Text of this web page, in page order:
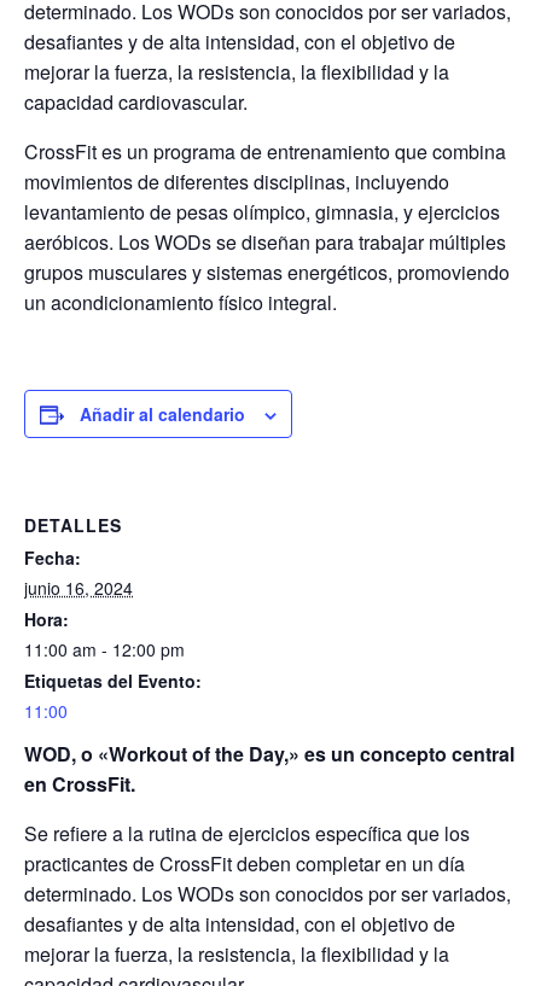
determinado. Los WODs son conocidos por ser variados,
desafiantes y de alta intensidad, con el objetivo de
mejorar la fuerza, la resistencia, la flexibilidad y la
capacidad cardiovascular.
CrossFit es un programa de entrenamiento que combina
movimientos de diferentes disciplinas, incluyendo
levantamiento de pesas olímpico, gimnasia, y ejercicios
aeróbicos. Los WODs se diseñan para trabajar múltiples
grupos musculares y sistemas energéticos, promoviendo
un acondicionamiento físico integral.
Añadir al calendario
DETALLES
Fecha:
junio 16, 2024
Hora:
11:00 am - 12:00 pm
Etiquetas del Evento:
11:00
WOD, o «Workout of the Day,» es un concepto central
en CrossFit.
Se refiere a la rutina de ejercicios específica que los
practicantes de CrossFit deben completar en un día
determinado. Los WODs son conocidos por ser variados,
desafiantes y de alta intensidad, con el objetivo de
mejorar la fuerza, la resistencia, la flexibilidad y la